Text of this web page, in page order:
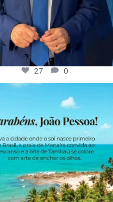
27 0